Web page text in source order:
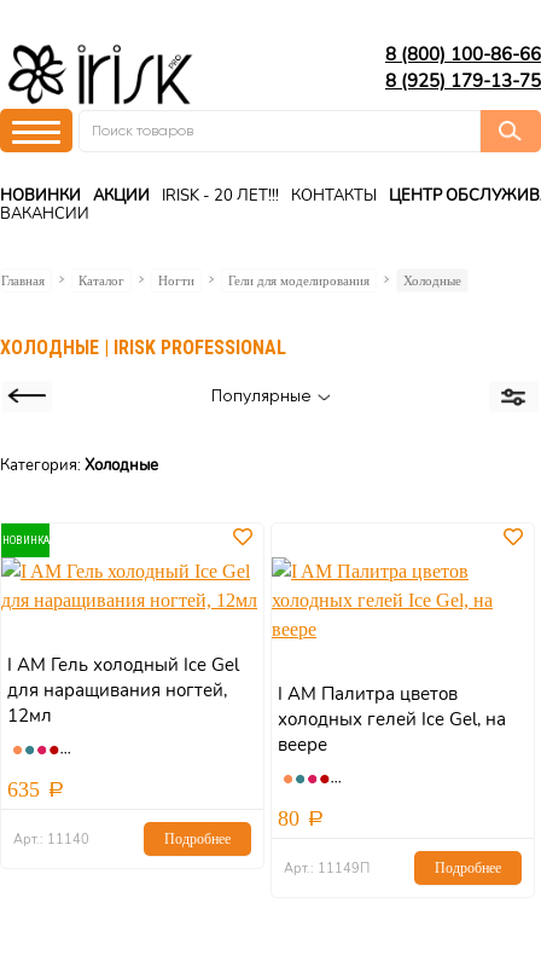
8 (800) 100-86-66
8 (925) 179-13-75
НОВИНКИ АКЦИИ IRISK - 20 ЛЕТ!!! КОНТАКТЫ
ЦЕНТР
ВАКАНСИИ
Главная Каталог Ногти Гели для моделирования Холодные
ХОЛОДНЫЕ | IRISK PROFESSIONAL
Популярные
Категория: Холодные
НОВИНКА
I AM Гель холодный Ice Gel
для наращивания ногтей,
12мл
635
Арт.: 11140 Подробнее
I AM Палитра цветов
холодных гелей Ice Gel, на
веере
80
Арт.: 11149П Подробнее